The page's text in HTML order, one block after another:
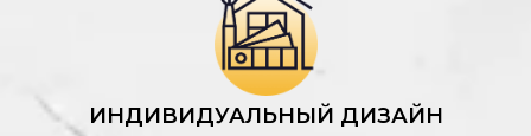
ИНДИВИДУАЛЬНЫЙ ДИЗАЙН